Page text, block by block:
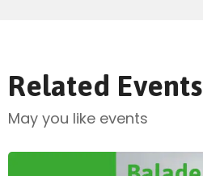
Related Events
May you like events